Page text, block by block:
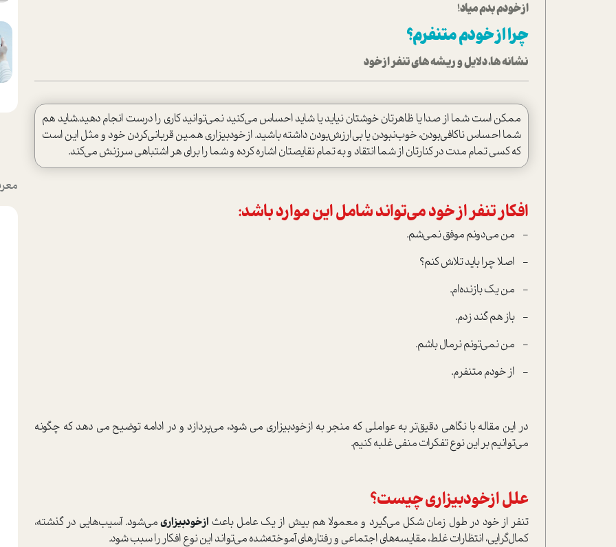
از خودم بدم میاد!
چرا از خودم متنفرم؟
نشانه ها، دلایل و ریشه های تنفر از خود
ممکن است شما از صدا یا ظاهرتان خوشتان نیاید یا شاید احساس می‌کنید نمی‌توانید کاری را درست انجام دهید.شاید هم
شما احساس ناکافی‌بودن، خوب‌نبودن یا بی‌ارزش‌بودن داشته باشید. از‌خودبیزاری همین قربانی‌کردن خود و مثل این است
که کسی تمام مدت در کنارتان از شما انتقاد و به تمام نقایصتان اشاره کرده و شما را برای هر اشتباهی سرزنش می‌کند.
افکار تنفر از خود می‌تواند شامل این موارد باشد:
- من می‌دونم موفق نمی‌شم.
- اصلا چرا باید تلاش کنم؟
- من یک بازنده‌ام.
- باز هم گند زدم.
- من نمی‌تونم نرمال باشم.
- از خودم متنفرم.
در این مقاله با نگاهی دقیق‌تر به عواملی که منجر به از‌خودبیزاری می شود، می‌پردازد و در ادامه توضیح می دهد که چگونه
می‌توانیم بر این نوع تفکرات منفی غلبه کنیم.
علل از‌خود‌بیزاری چیست؟
تنفر از خود در طول زمان شکل می‌گیرد و معمولا هم بیش از یک عامل باعث از‌خود‌بیزاریمی‌شود. آسیب‌هایی در گذشته،
کمال‌گرایی، انتظارات غلط، مقایسه‌های اجتماعی و رفتارهای آموخته‌شده می‌تواند این نوع افکار را سبب شود.